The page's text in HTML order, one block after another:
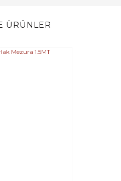
ÜRÜNLER